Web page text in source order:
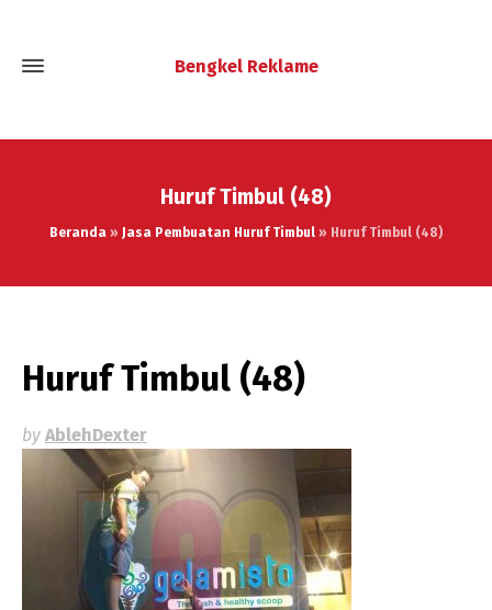
Bengkel Reklame
Huruf Timbul (48)
Beranda » Jasa Pembuatan Huruf Timbul » Huruf Timbul (48)
Huruf Timbul (48)
by AblehDexter